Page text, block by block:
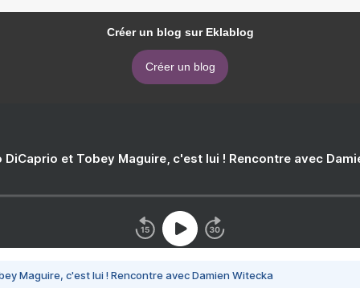
Créer un blog sur Eklablog
Créer un blog
DiCaprio et Tobey Maguire, c'est lui ! Rencontre avec
Maguire, c'est lui ! Rencontre avec Damien Witecka